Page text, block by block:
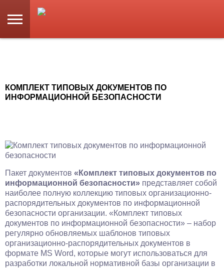
КОМПЛЕКТ ТИПОВЫХ ДОКУМЕНТОВ ПО
ИНФОРМАЦИОННОЙ БЕЗОПАСНОСТИ
Пакет документов «Комплект типовых документов по
информационной безопасности» представляет собой
наиболее полную коллекцию типовых организационно-
распорядительных документов по информационной
безопасности организации. «Комплект типовых
документов по информационной безопасности» – набор
регулярно обновляемых шаблонов типовых
организационно-распорядительных документов в
формате MS Word, которые могут использоваться для
разработки локальной нормативной базы организации в